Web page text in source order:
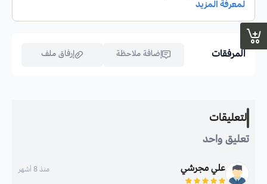
المرفقات إضافة ملاحظة إرفاق ملف
التعليقات
تعليق واحد
علي مجرشي
منذ 8 أشهر